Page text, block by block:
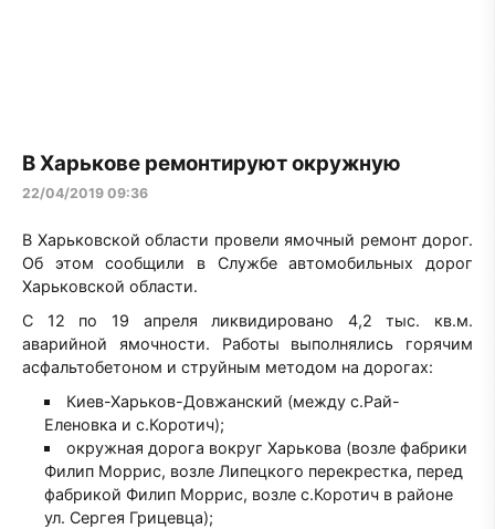
В Харькове ремонтируют окружную
22/04/2019 09:36
В Харьковской области провели ямочный ремонт дорог.
Об этом сообщили в Службе автомобильных дорог
Харьковской области.
С 12 по 19 апреля ликвидировано 4,2 тыс. кв.м.
аварийной ямочности. Работы выполнялись горячим
асфальтобетоном и струйным методом на дорогах:
Киев-Харьков-Довжанский (между с.Рай-
Еленовка и с.Коротич);
окружная дорога вокруг Харькова (возле фабрики
Филип Моррис, возле Липецкого перекрестка, перед
фабрикой Филип Моррис, возле с.Коротич в районе
ул. Сергея Грицевца);